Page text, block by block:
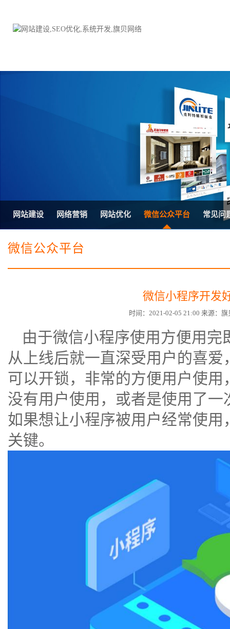
网站SEO优化
微信平台建设
电子商务商城建设
SSL证书
H5响应式网站建设方案
防伪防窜货系统
外贸多语言网站建设方
三级分销系统
网站推广优化方案
在线进销存管理
品牌加盟营销管理系统
营销型网站建设方案
网站建设 网络营销 网站优化 微信公众平台 常见问
微信公众平台
微信小程序开发
时间：2021-02-05 21:00 来源：
由于微信小程序使用方便用完
从上线后就一直深受用户的喜
可以开锁，非常的方便用户使用
没有用户使用，或者是使用了
如果想让小程序被用户经常使
关键。